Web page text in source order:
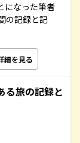
になった筆者
の記録と記
細を見る
旅の記録と